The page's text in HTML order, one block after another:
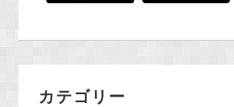
カテゴリー